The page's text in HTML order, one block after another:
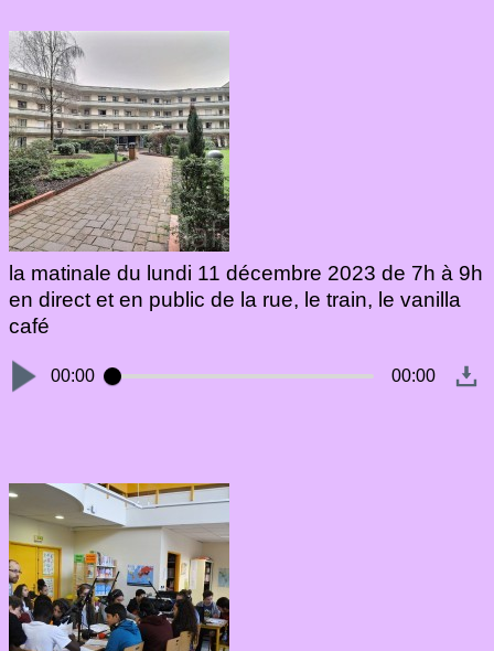
la matinale du lundi 11 décembre 2023 de 7h à 9h
en direct et en public de la rue, le train, le vanilla
café
00:00 00:00